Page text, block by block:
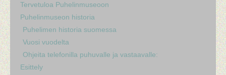
Tervetuloa Puhelinmuseoon
Puhelinmuseon historia
Puhelimen historia suomessa
Vuosi vuodelta
Ohjeita telefonilla puhuvalle ja vastaavalle:
Esittely